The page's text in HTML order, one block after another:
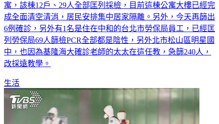
寓，該棟12戶、29人全部匡列採檢，目前這棟公寓大樓已經完
成全面清空清消，居民安排集中居家隔離。另外，今天再篩出
6例確診，另外有1名是住在中和的台北市勞保局員工，已經匡
列勞保局69人篩檢PCR全部都是陰性，另外北市松山區明星國
中，也因為基隆海大確診老師的太太在這任教，急篩240人，
改採遠教學。
生活